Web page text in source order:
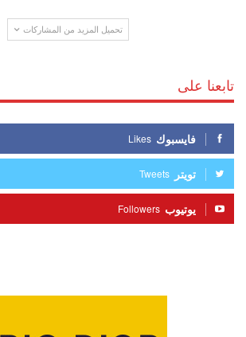
تحميل المزيد من المشاركات
تابعنا على
فايسبوك Likes
تويتر Tweets
يوتيوب Followers